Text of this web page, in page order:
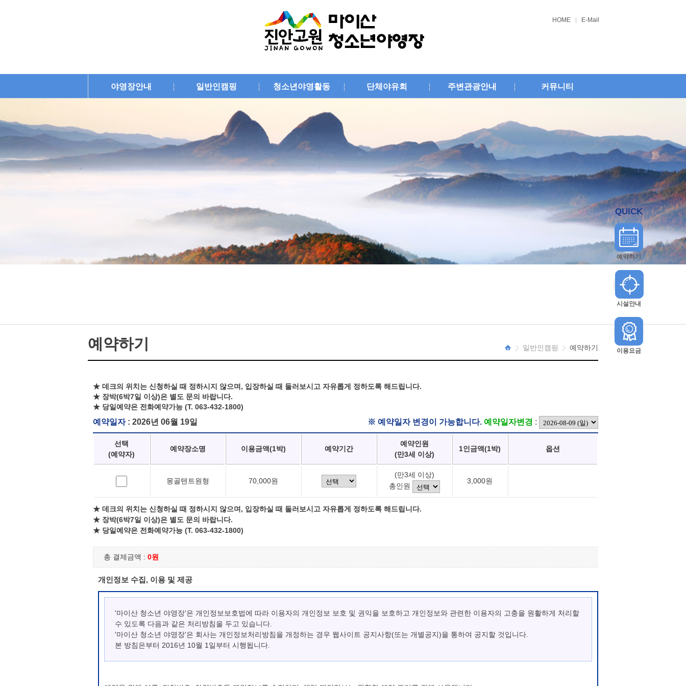
HOME E-Mail
야영장안내 일반인캠핑 청소년야영활동 단체야유회 주변관광안내 커뮤니티
예약하기 일반인캠핑 예약하기
★ 데크의 위치는 신청하실 때 정하시지 않으며, 입장하실 때 둘러보시고 자유롭게 정하도록 해드립니다.
★ 장박(6박7일 이상)은 별도 문의 바랍니다.
★ 당일예약은 전화예약가능 (T. 063-432-1800)
예약일자: 2026년 06월 19일 ※ 예약일자 변경이 가능합니다. 예약일자변경 :
선택
(예약자)
예약장소명 이용금액(1박) 예약기간
예약인원
(만3세 이상)
1인금액(1박) 옵션
몽골텐트원형 70,000원
(만3세 이상)
총인원
3,000원
★ 데크의 위치는 신청하실 때 정하시지 않으며, 입장하실 때 둘러보시고 자유롭게 정하도록 해드립니다.
★ 장박(6박7일 이상)은 별도 문의 바랍니다.
★ 당일예약은 전화예약가능 (T. 063-432-1800)
총 결제금액 : 0원
개인정보 수집, 이용 및 제공
'마이산 청소년 야영장'은 개인정보보호법에 따라 이용자의 개인정보 보호 및 권익을 보호하고 개인정보와 관련한 이용자의 고충을 원활하게 처리할
수 있도록 다음과 같은 처리방침을 두고 있습니다.
'마이산 청소년 야영장'은 회사는 개인정보처리방침을 개정하는 경우 웹사이트 공지사항(또는 개별공지)을 통하여 공지할 것입니다.
본 방침은부터 2016년 10월 1일부터 시행됩니다.
QUICK
예약하기
시설안내
이용요금